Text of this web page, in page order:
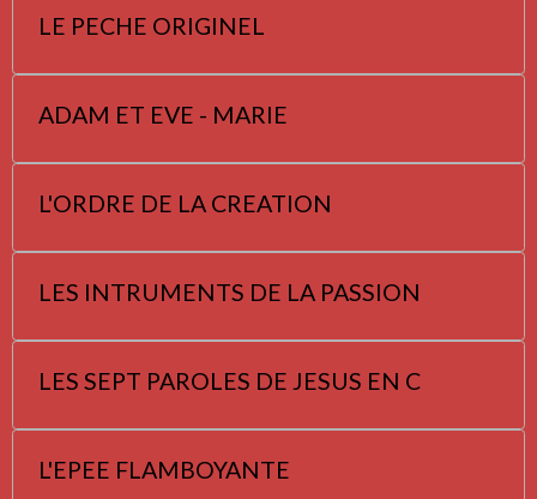
LE PECHE ORIGINEL
ADAM ET EVE - MARIE
L'ORDRE DE LA CREATION
LES INTRUMENTS DE LA PASSION
LES SEPT PAROLES DE JESUS EN C
L'EPEE FLAMBOYANTE